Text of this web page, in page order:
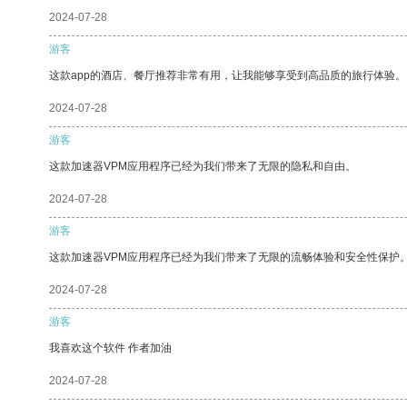
2024-07-28
游客
这款app的酒店、餐厅推荐非常有用，让我能够享受到高品质的旅行体验。
2024-07-28
游客
这款加速器VPM应用程序已经为我们带来了无限的隐私和自由。
2024-07-28
游客
这款加速器VPM应用程序已经为我们带来了无限的流畅体验和安全性保护
2024-07-28
游客
我喜欢这个软件 作者加油
2024-07-28